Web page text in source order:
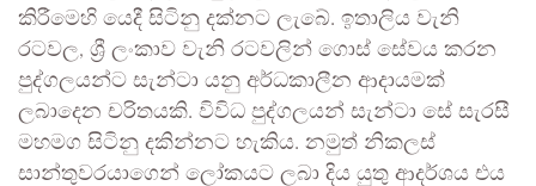
කිරීමෙහි යෙදී සිටිනු දක්නට ලැබේ. ඉතාලිය වැනි
රටවල, ශ්‍රී ලංකාව වැනි රටවලින් ගොස් සේවය කරන
පුද්ගලයන්ට සැන්ටා යනු අර්ධකාලීන ආදායමක්
ලබාදෙන චරිතයකි. විවිධ පුද්ගලයන් සැන්ටා සේ සැරසී
මහමග සිටිනු දකින්නට හැකිය. නමුත් නිකලස්
සාන්තුවරයාගෙන් ලෝකයට ලබා දිය යුතු ආදර්ශය එය